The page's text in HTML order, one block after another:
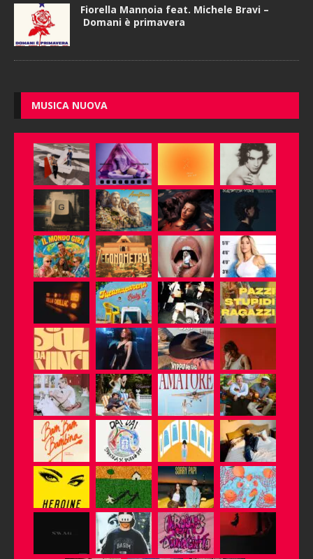
Fiorella Mannoia feat. Michele Bravi –
Domani è primavera
MUSICA NUOVA